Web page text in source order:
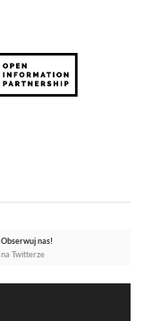
Obserwuj nas!
na Twitterze